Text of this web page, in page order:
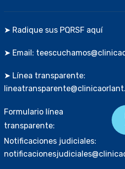
➤ Radique sus PQRSF aquí
➤ Email:
➤ Línea transparente:
Formulario línea
transparente:
Notificaciones judiciales: